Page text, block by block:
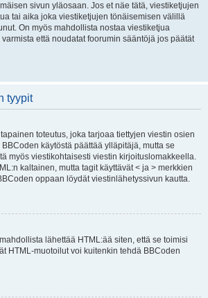
sivun yläosaan. Jos et näe tätä, viestiketjujen
tai aika joka viestiketjujen tönäisemisen välillä
On myös mahdollista nostaa viestiketjua
että noudatat foorumin sääntöjä jos päätät
tyypit
toteutus, joka tarjoaa tiettyjen viestin osien
käytöstä päättää ylläpitäjä, mutta se
myös viestikohtaisesti viestin kirjoituslomakkeella.
kaltainen, mutta tagit käyttävät < ja > merkkien
oppaan löydät viestinlähetyssivun kautta.
lähettää HTML:ää siten, että se toimisi
HTML-muotoilut voi kuitenkin tehdä BBCoden